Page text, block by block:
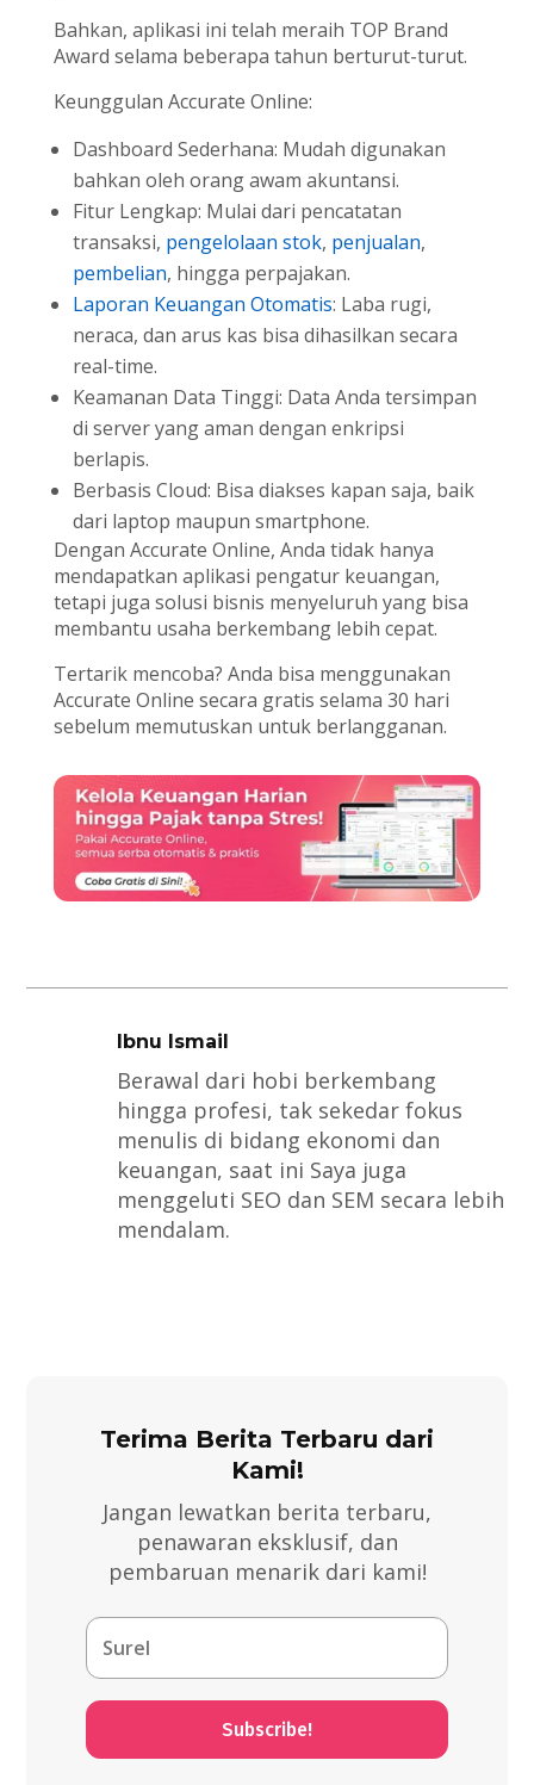
Bahkan, aplikasi ini telah meraih TOP Brand
Award selama beberapa tahun berturut-turut.
Keunggulan Accurate Online:
Dashboard Sederhana: Mudah digunakan
bahkan oleh orang awam akuntansi.
Fitur Lengkap: Mulai dari pencatatan
transaksi, pengelolaan stok, penjualan,
pembelian, hingga perpajakan.
Laporan Keuangan Otomatis: Laba rugi,
neraca, dan arus kas bisa dihasilkan secara
real-time.
Keamanan Data Tinggi: Data Anda tersimpan
di server yang aman dengan enkripsi
berlapis.
Berbasis Cloud: Bisa diakses kapan saja, baik
dari laptop maupun smartphone.
Dengan Accurate Online, Anda tidak hanya
mendapatkan aplikasi pengatur keuangan,
tetapi juga solusi bisnis menyeluruh yang bisa
membantu usaha berkembang lebih cepat.
Tertarik mencoba? Anda bisa menggunakan
Accurate Online secara gratis selama 30 hari
sebelum memutuskan untuk berlangganan.
Ibnu Ismail
Berawal dari hobi berkembang
hingga profesi, tak sekedar fokus
menulis di bidang ekonomi dan
keuangan, saat ini Saya juga
menggeluti SEO dan SEM secara lebih
mendalam.
Terima Berita Terbaru dari
Kami!
Jangan lewatkan berita terbaru,
penawaran eksklusif, dan
pembaruan menarik dari kami!
Subscribe!